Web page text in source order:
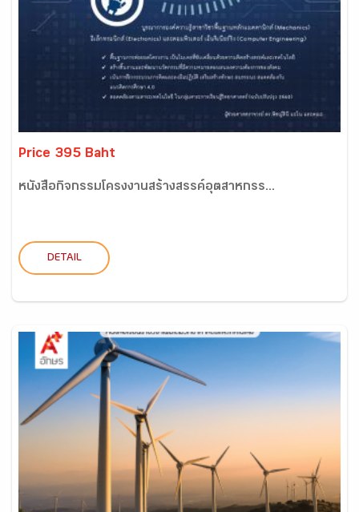
Price 395 Baht
หนังสือกิจกรรมโครงงานสร้างสรรค์อุตสาหกรร...
DETAIL